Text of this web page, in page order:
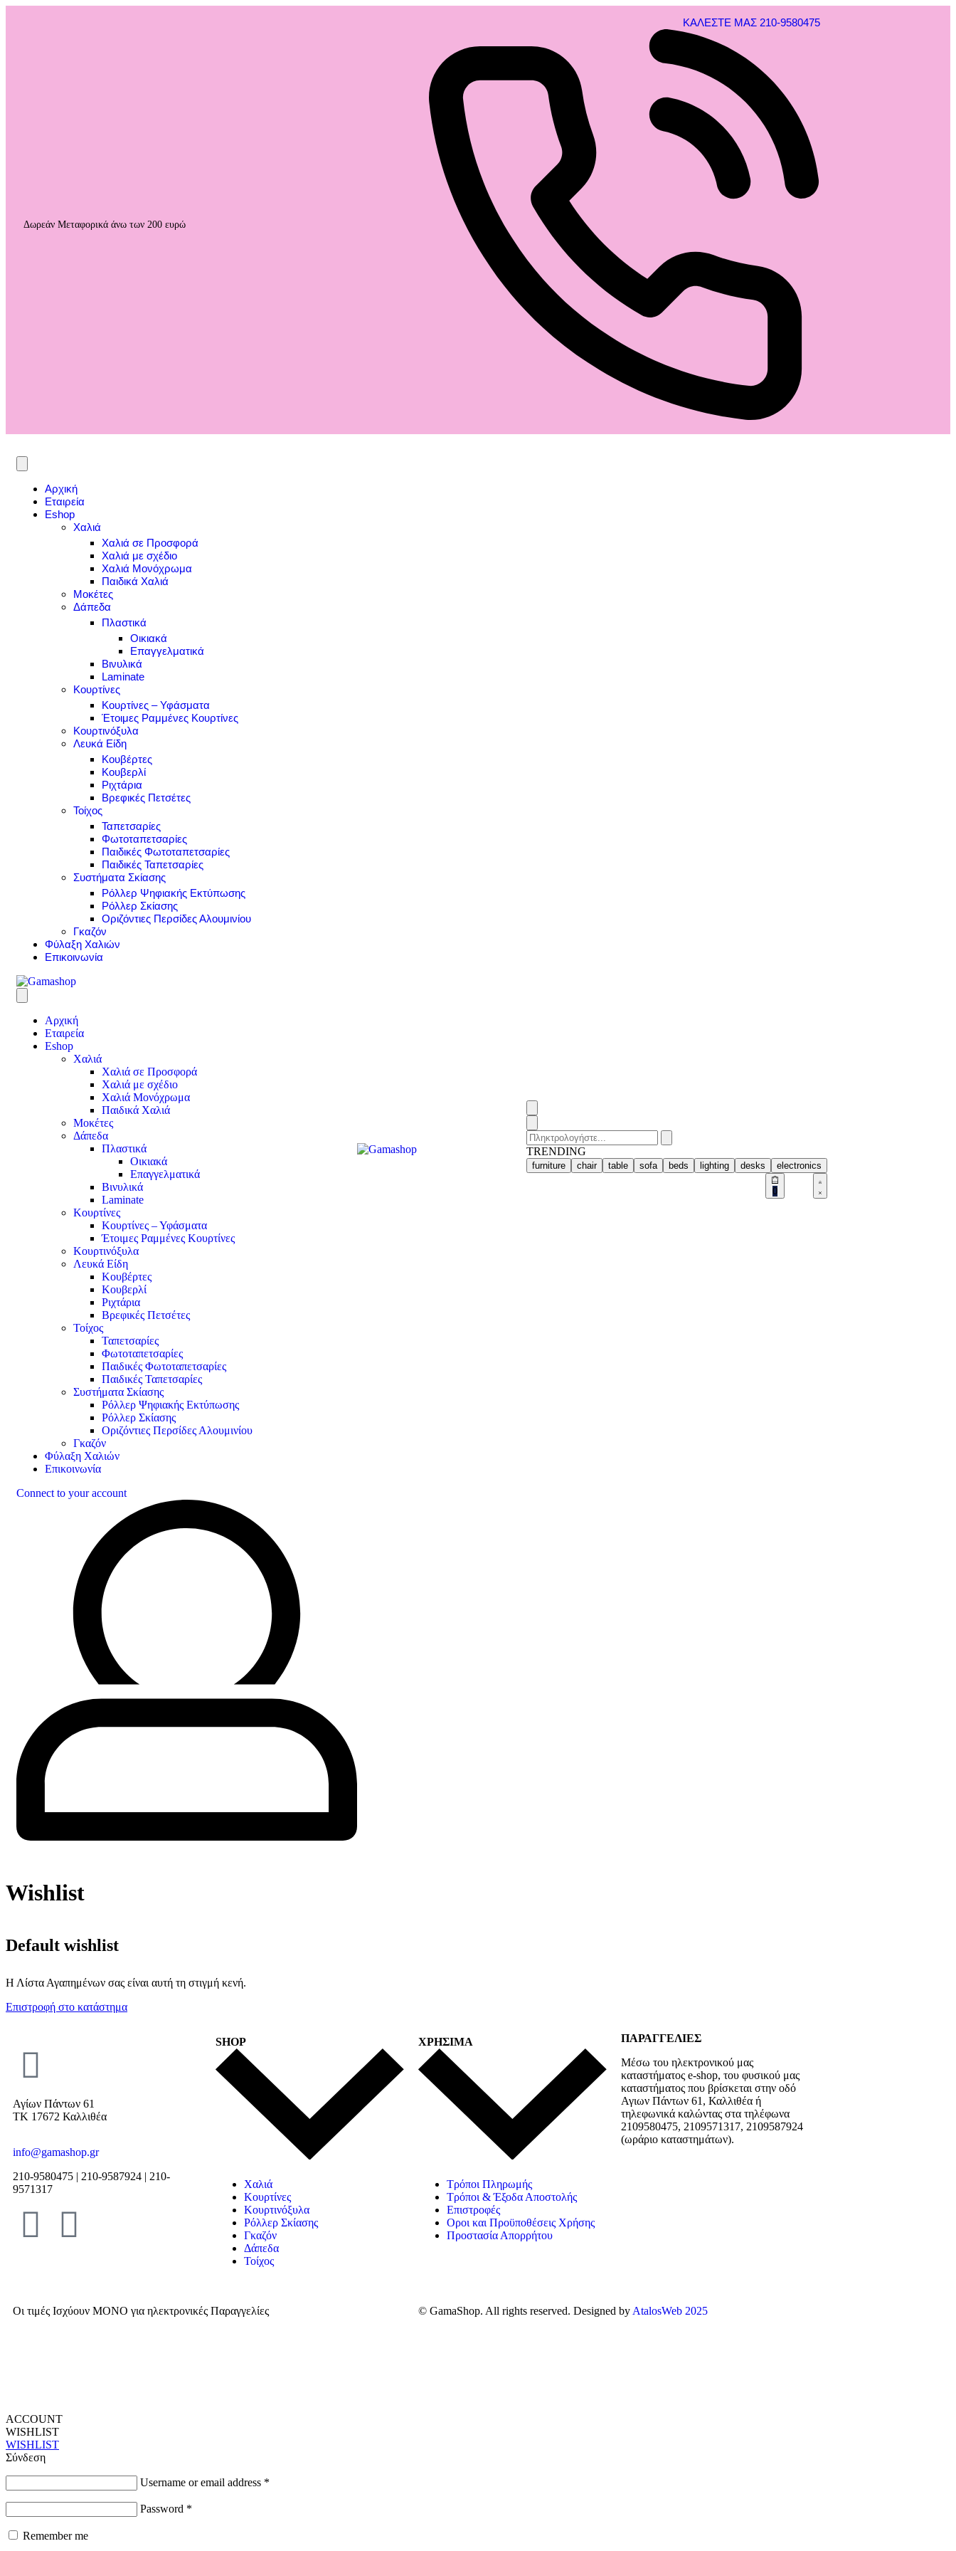
Δωρεάν Μεταφορικά άνω των 200 ευρώ
ΚΑΛΕΣΤΕ ΜΑΣ 210-9580475
Αρχική
Εταιρεία
Eshop
Χαλιά
Χαλιά σε Προσφορά
Χαλιά με σχέδιο
Χαλιά Μονόχρωμα
Παιδικά Χαλιά
Μοκέτες
Δάπεδα
Πλαστικά
Οικιακά
Επαγγελματικά
Βινυλικά
Laminate
Κουρτίνες
Κουρτίνες – Υφάσματα
Έτοιμες Ραμμένες Κουρτίνες
Κουρτινόξυλα
Λευκά Είδη
Κουβέρτες
Κουβερλί
Ριχτάρια
Βρεφικές Πετσέτες
Τοίχος
Ταπετσαρίες
Φωτοταπετσαρίες
Παιδικές Φωτοταπετσαρίες
Παιδικές Ταπετσαρίες
Συστήματα Σκίασης
Ρόλλερ Ψηφιακής Εκτύπωσης
Ρόλλερ Σκίασης
Οριζόντιες Περσίδες Αλουμινίου
Γκαζόν
Φύλαξη Χαλιών
Επικοινωνία
Αρχική
Εταιρεία
Eshop
Χαλιά
Χαλιά σε Προσφορά
Χαλιά με σχέδιο
Χαλιά Μονόχρωμα
Παιδικά Χαλιά
Μοκέτες
Δάπεδα
Πλαστικά
Οικιακά
Επαγγελματικά
Βινυλικά
Laminate
Κουρτίνες
Κουρτίνες – Υφάσματα
Έτοιμες Ραμμένες Κουρτίνες
Κουρτινόξυλα
Λευκά Είδη
Κουβέρτες
Κουβερλί
Ριχτάρια
Βρεφικές Πετσέτες
Τοίχος
Ταπετσαρίες
Φωτοταπετσαρίες
Παιδικές Φωτοταπετσαρίες
Παιδικές Ταπετσαρίες
Συστήματα Σκίασης
Ρόλλερ Ψηφιακής Εκτύπωσης
Ρόλλερ Σκίασης
Οριζόντιες Περσίδες Αλουμινίου
Γκαζόν
Φύλαξη Χαλιών
Επικοινωνία
Connect to your account
TRENDING
furniture chair table sofa beds lighting desks electronics
0
Wishlist
Default wishlist
Η Λίστα Αγαπημένων σας είναι αυτή τη στιγμή κενή.
Επιστροφή στο κατάστημα
Αγίων Πάντων 61
ΤΚ 17672 Καλλιθέα
info@gamashop.gr
210-9580475 | 210-9587924 | 210-
9571317
SHOP
Χαλιά
Κουρτίνες
Κουρτινόξυλα
Ρόλλερ Σκίασης
Γκαζόν
Δάπεδα
Τοίχος
ΧΡΗΣΙΜΑ
Τρόποι Πληρωμής
Τρόποι & Έξοδα Αποστολής
Επιστροφές
Οροι και Προϋποθέσεις Χρήσης
Προστασία Απορρήτου
ΠΑΡΑΓΓΕΛΙΕΣ
Μέσω του ηλεκτρονικού μας
καταστήματος e-shop, του φυσικού μας
καταστήματος που βρίσκεται στην οδό
Αγιων Πάντων 61, Καλλιθέα ή
τηλεφωνικά καλώντας στα τηλέφωνα
2109580475, 2109571317, 2109587924
(ωράριο καταστημάτων).
Οι τιμές Ισχύουν ΜΟΝΟ για ηλεκτρονικές Παραγγελίες © GamaShop. All rights reserved. Designed by AtalosWeb 2025
ACCOUNT
WISHLIST
WISHLIST
Σύνδεση
Username or email address *
Password *
Remember me